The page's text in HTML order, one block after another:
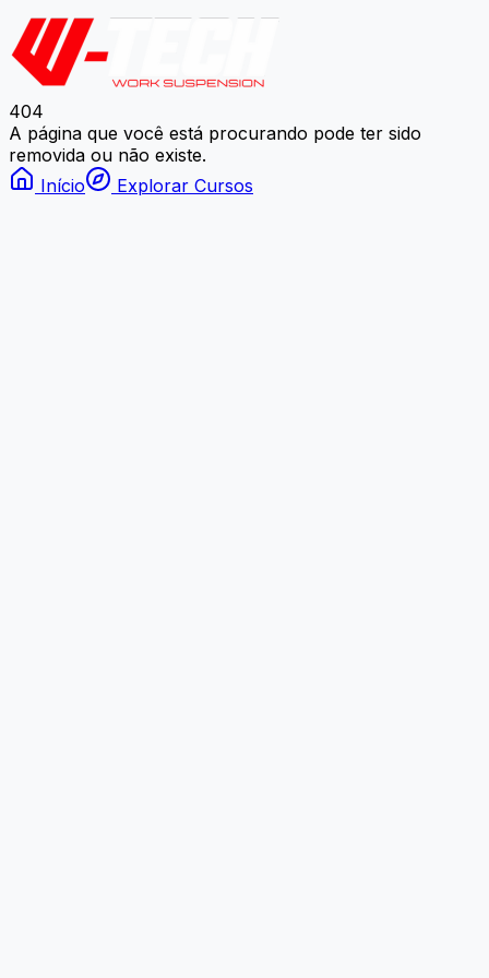
404
A página que você está procurando pode ter sido
removida ou não existe.
Início
Explorar Cursos